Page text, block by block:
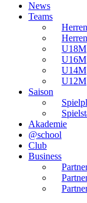
News
Teams
U18M
U16M
U14M
U12M
Saison
Akademie
@school
Club
Business